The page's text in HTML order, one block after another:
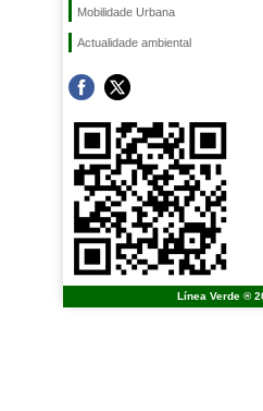
Mobilidade Urbana
Actualidade ambiental
Línea Verde ®